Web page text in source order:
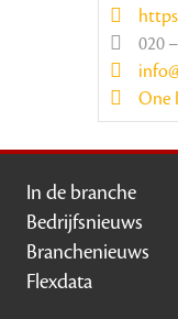
020
One
In de branche
Bedrijfsnieuws
Branchenieuws
Flexdata